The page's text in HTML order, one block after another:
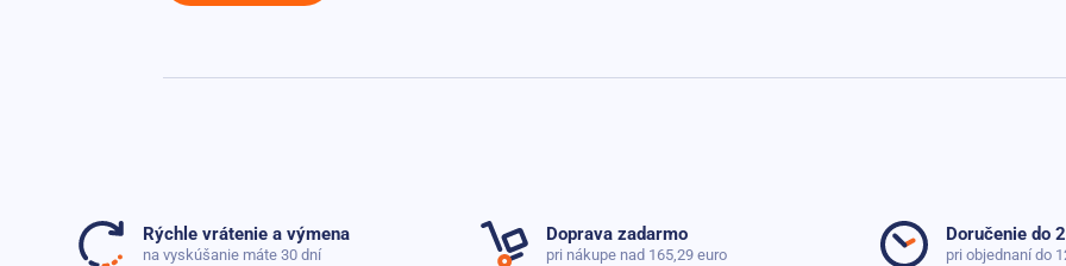
Rýchle vrátenie a výmena
na vyskúšanie máte 30 dní
Doprava zadarmo
pri nákupe nad 165,29 euro
Doručenie do
pri objednaní do